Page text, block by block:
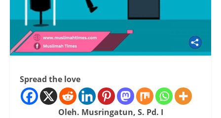
Spread the love
Oleh. Musringatun, S. Pd. I